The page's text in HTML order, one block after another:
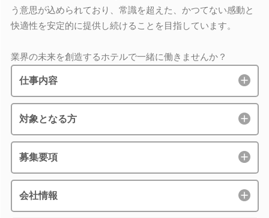
う意思が込められており、常識を超えた、かつてない感動と
快適性を安定的に提供し続けることを目指しています。
業界の未来を創造するホテルで一緒に働きませんか？
仕事内容
対象となる方
募集要項
会社情報